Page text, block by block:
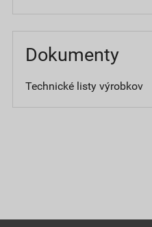
Dokumenty
Technické listy výrobkov